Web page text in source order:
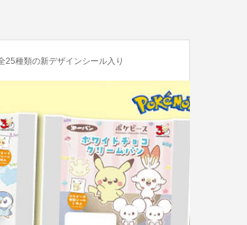
25種類の新デザインシール入り